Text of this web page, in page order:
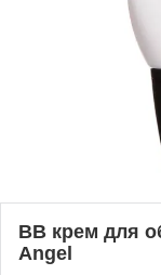
BB крем для
Angel